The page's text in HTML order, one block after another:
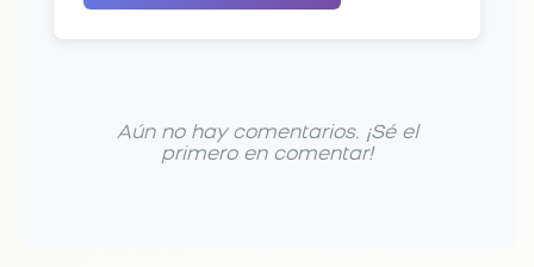
Aún no hay comentarios. ¡Sé el
primero en comentar!